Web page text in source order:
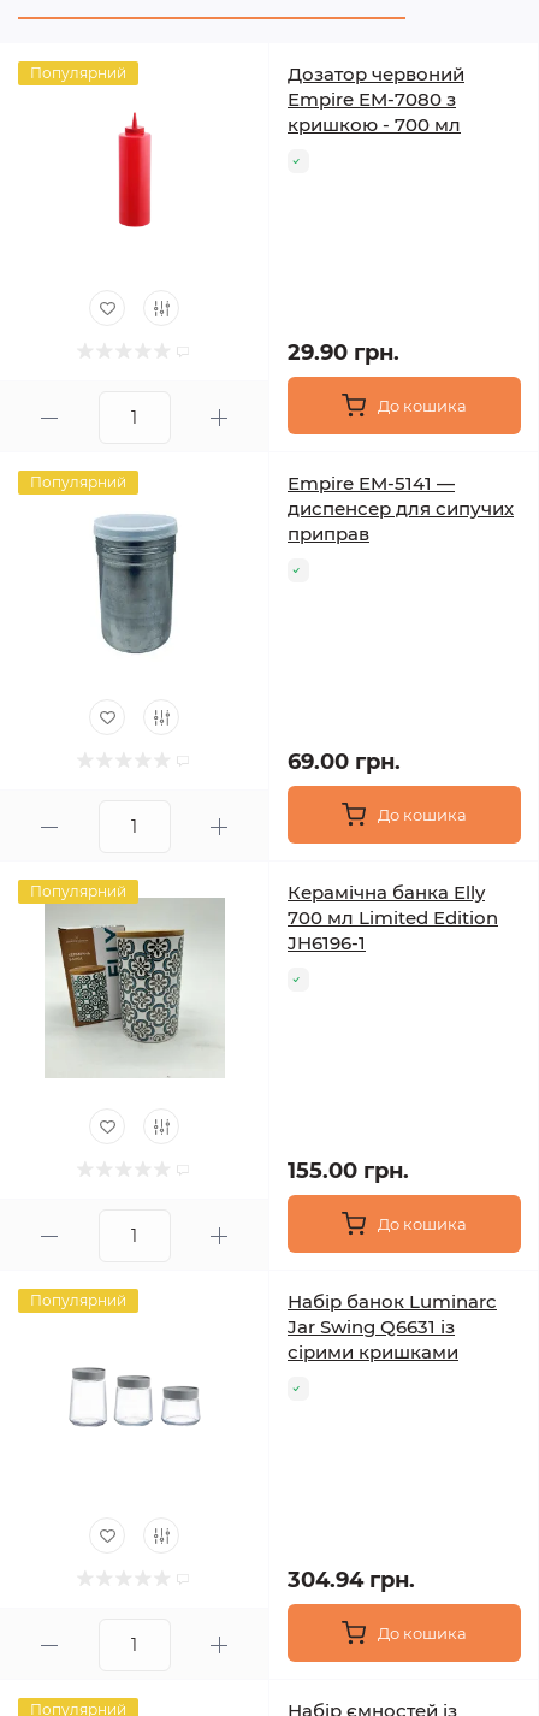
Популярний
Дозатор червоний
Empire EM-7080 з
кришкою - 700 мл
29.90 грн.
До кошика
Популярний
Empire EM-5141 —
диспенсер для сипучих
приправ
69.00 грн.
До кошика
Популярний
Керамічна банка Elly
700 мл Limited Edition
JH6196-1
155.00 грн.
До кошика
Популярний
Набір банок Luminarc
Jar Swing Q6631 із
сірими кришками
304.94 грн.
До кошика
Популярний
Набір ємностей із